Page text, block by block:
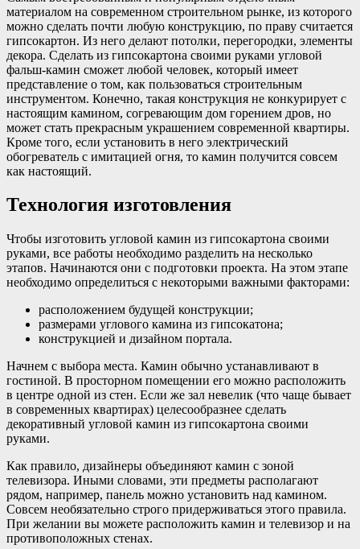
материалом на современном строительном рынке, из которого
можно сделать почти любую конструкцию, по праву считается
гипсокартон. Из него делают потолки, перегородки, элементы
декора. Сделать из гипсокартона своими руками угловой
фальш-камин сможет любой человек, который имеет
представление о том, как пользоваться строительным
инструментом. Конечно, такая конструкция не конкурирует с
настоящим камином, согревающим дом горением дров, но
может стать прекрасным украшением современной квартиры.
Кроме того, если установить в него электрический
обогреватель с имитацией огня, то камин получится совсем
как настоящий.
Технология изготовления
Чтобы изготовить угловой камин из гипсокартона своими
руками, все работы необходимо разделить на несколько
этапов. Начинаются они с подготовки проекта. На этом этапе
необходимо определиться с некоторыми важными факторами:
расположением будущей конструкции;
размерами углового камина из гипсокатона;
конструкцией и дизайном портала.
Начнем с выбора места. Камин обычно устанавливают в
гостиной. В просторном помещении его можно расположить
в центре одной из стен. Если же зал невелик (что чаще бывает
в современных квартирах) целесообразнее сделать
декоративный угловой камин из гипсокартона своими
руками.
Как правило, дизайнеры объединяют камин с зоной
телевизора. Иными словами, эти предметы располагают
рядом, например, панель можно установить над камином.
Совсем необязательно строго придерживаться этого правила.
При желании вы можете расположить камин и телевизор и на
противоположных стенах.